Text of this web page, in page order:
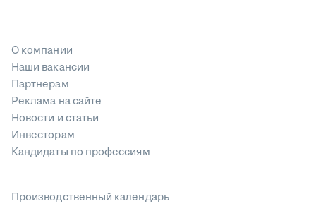
О компании
Наши вакансии
Партнерам
Реклама на сайте
Новости и статьи
Инвесторам
Кандидаты по профессиям
Производственный календарь